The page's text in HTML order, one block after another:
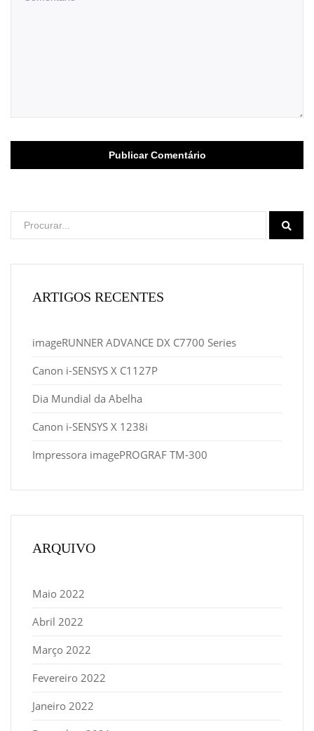
ARTIGOS RECENTES
imageRUNNER ADVANCE DX C7700 Series
Canon i-SENSYS X C1127P
Dia Mundial da Abelha
Canon i-SENSYS X 1238i
Impressora imagePROGRAF TM-300
ARQUIVO
Maio 2022
Abril 2022
Março 2022
Fevereiro 2022
Janeiro 2022